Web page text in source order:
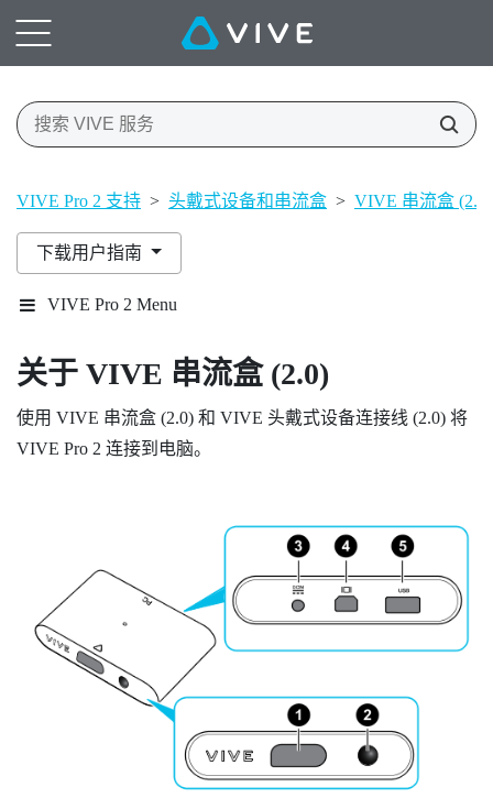
VIVE Pro 2 支持 > 头戴式设备和串流盒 > VIVE 串流盒 (2.0)
下载用户指南
VIVE Pro 2 Menu
关于 VIVE 串流盒 (2.0)
使用 VIVE 串流盒 (2.0) 和 VIVE 头戴式设备连接线 (2.0) 将
VIVE Pro 2 连接到电脑。